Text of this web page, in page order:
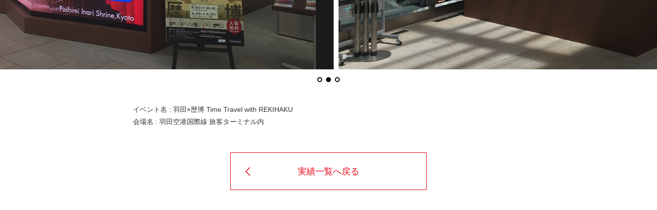
イベント名 : 羽田×歴博 Time Travel with REKIHAKU
会場名 : 羽田空港国際線 旅客ターミナル内
実績一覧へ戻る